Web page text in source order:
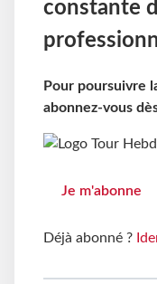
constante
Pour poursuivre
abonnez-vous
Je m'abonne
Déjà abonné ?